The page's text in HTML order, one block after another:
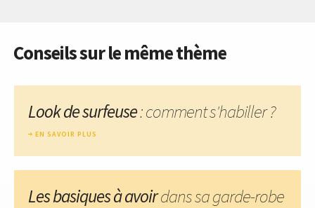
Conseils sur le même thème
Look de surfeuse: comment s'habiller ?
EN SAVOIR PLUS
Les basiques à avoirdans sa garde-robe